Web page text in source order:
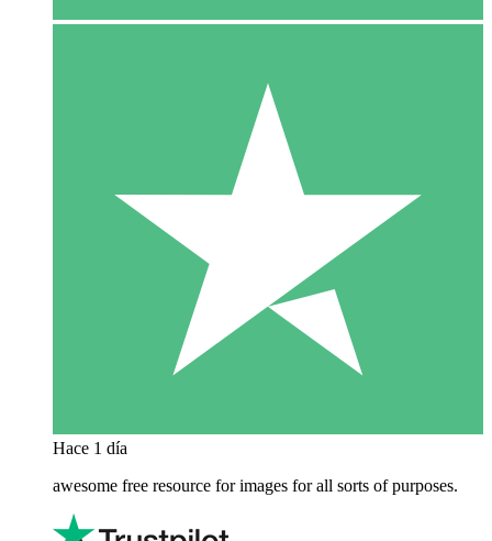
Hace 1 día
awesome free resource for images for all sorts of purposes.